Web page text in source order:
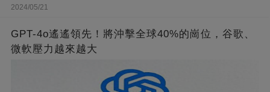
2024/05/21
GPT-4o遙遙領先！將沖擊全球40%的崗位，谷歌、
微軟壓力越來越大